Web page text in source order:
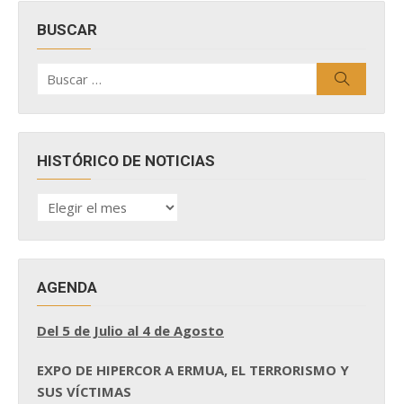
BUSCAR
por:
HISTÓRICO DE NOTICIAS
HISTÓRICO
DE
AGENDA
Del 5 de Julio al 4 de Agosto
EXPO DE HIPERCOR A ERMUA, EL TERRORISMO Y
SUS VÍCTIMAS